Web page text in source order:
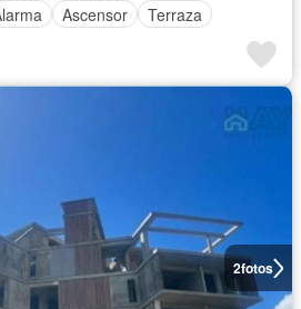
Ascensor Terraza
2fotos